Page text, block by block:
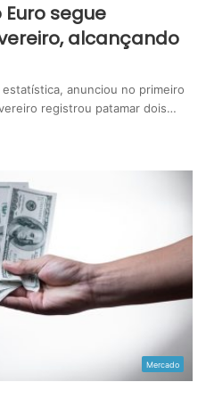
segue
alcançando
anunciou no primeiro
registrou patamar dois…
Mercado